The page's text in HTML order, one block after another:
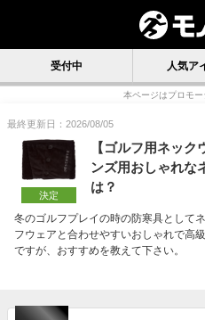
受付中 人気ア
本ページはプロモ
最終更新日：2026/08/05
決定
【ゴルフ用ネッ
ンズ用おしゃれな
は？
冬のゴルフプレイの時の防寒具として
フウェアと合わせやすいおしゃれで高
ですが、おすすめを教えて下さい。